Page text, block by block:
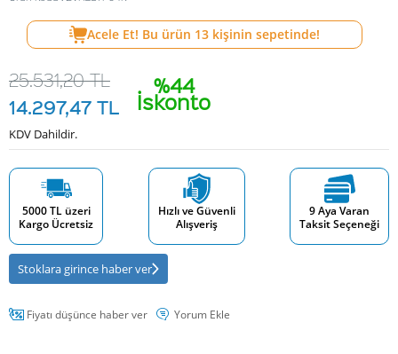
Acele Et! Bu ürün 13 kişinin sepetinde!
%44
İskonto
25.531,20TL
14.297,47 TL
KDV Dahildir.
5000 TL üzeri
Kargo Ücretsiz
Hızlı ve Güvenli
Alışveriş
9 Aya Varan
Taksit Seçeneği
Stoklara girince haber ver
Fiyatı düşünce haber ver Yorum Ekle